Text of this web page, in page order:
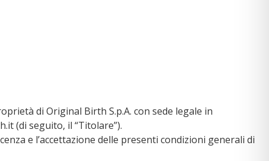
di Original Birth S.p.A. con sede legale in
(di seguito, il “Titolare”).
e l’accettazione delle presenti condizioni generali di